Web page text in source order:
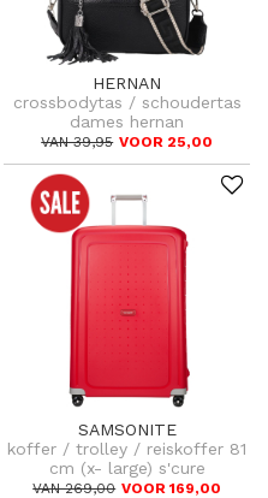
HERNAN
crossbodytas / schoudertas
dames hernan
VAN 39,95 VOOR 25,00
SAMSONITE
koffer / trolley / reiskoffer 81
cm (x- large) s'cure
VAN 269,00 VOOR 169,00